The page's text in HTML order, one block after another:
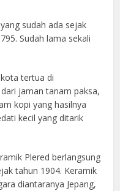
sudah ada sejak
Sudah lama sekali
tertua di
jaman tanam paksa,
kopi yang hasilnya
kecil yang ditarik
Plered berlangsung
tahun 1904. Keramik
diantaranya Jepang,